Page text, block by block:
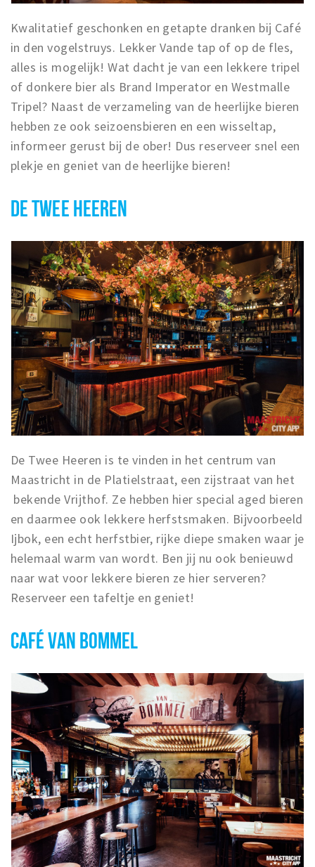
Kwalitatief geschonken en getapte dranken bij Café
in den vogelstruys. Lekker Vande tap of op de fles,
alles is mogelijk! Wat dacht je van een lekkere tripel
of donkere bier als Brand Imperator en Westmalle
Tripel? Naast de verzameling van de heerlijke bieren
hebben ze ook seizoensbieren en een wisseltap,
informeer gerust bij de ober! Dus reserveer snel een
plekje en geniet van de heerlijke bieren!
DE TWEE HEEREN
De Twee Heeren is te vinden in het centrum van
Maastricht in de Platielstraat, een zijstraat van het
bekende Vrijthof. Ze hebben hier special aged bieren
en daarmee ook lekkere herfstsmaken. Bijvoorbeeld
Ijbok, een echt herfstbier, rijke diepe smaken waar je
helemaal warm van wordt. Ben jij nu ook benieuwd
naar wat voor lekkere bieren ze hier serveren?
Reserveer een tafeltje en geniet!
CAFÉ VAN BOMMEL